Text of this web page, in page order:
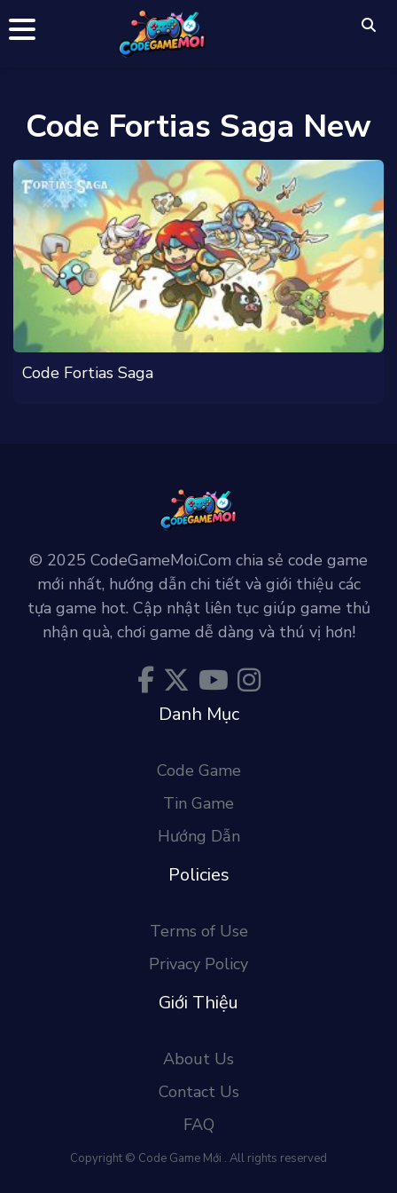
Code Fortias Saga New
Code Fortias Saga
© 2025 CodeGameMoi.Com chia sẻ code game
mới nhất, hướng dẫn chi tiết và giới thiệu các
tựa game hot. Cập nhật liên tục giúp game thủ
nhận quà, chơi game dễ dàng và thú vị hơn!
Danh Mục
Code Game
Tin Game
Hướng Dẫn
Policies
Terms of Use
Privacy Policy
Giới Thiệu
About Us
Contact Us
FAQ
Copyright © Code Game Mới . All rights reserved